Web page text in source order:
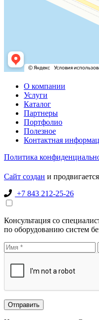
О компании
Услуги
Каталог
Партнеры
Портфолио
Полезное
Контактная
Политика
Сайт создан и
+7 843 212-25-26
Консультация со
по оборудованию систем